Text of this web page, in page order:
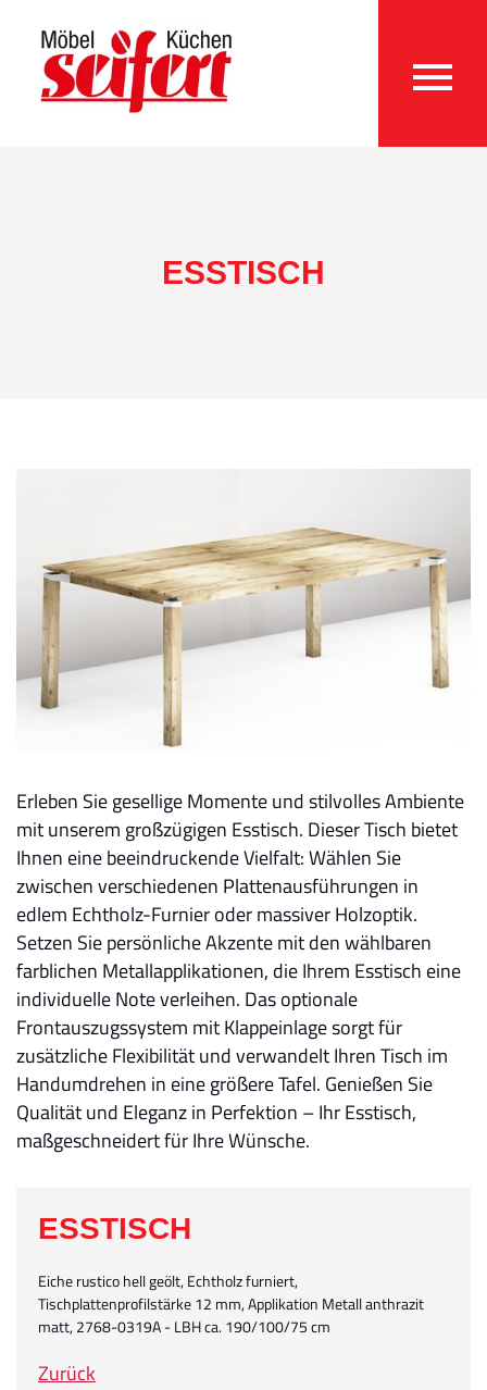
ESSTISCH
Erleben Sie gesellige Momente und stilvolles Ambiente
mit unserem großzügigen Esstisch. Dieser Tisch bietet
Ihnen eine beeindruckende Vielfalt: Wählen Sie
zwischen verschiedenen Plattenausführungen in
edlem Echtholz-Furnier oder massiver Holzoptik.
Setzen Sie persönliche Akzente mit den wählbaren
farblichen Metallapplikationen, die Ihrem Esstisch eine
individuelle Note verleihen. Das optionale
Frontauszugssystem mit Klappeinlage sorgt für
zusätzliche Flexibilität und verwandelt Ihren Tisch im
Handumdrehen in eine größere Tafel. Genießen Sie
Qualität und Eleganz in Perfektion – Ihr Esstisch,
maßgeschneidert für Ihre Wünsche.
ESSTISCH
Eiche rustico hell geölt, Echtholz furniert,
Tischplattenprofilstärke 12 mm, Applikation Metall anthrazit
matt, 2768-0319A - LBH ca. 190/100/75 cm
Zurück